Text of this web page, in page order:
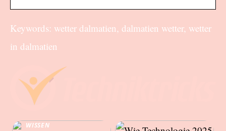
Keywords: wetter dalmatien, dalmatien wetter, wetter
in dalmatien
WISSEN